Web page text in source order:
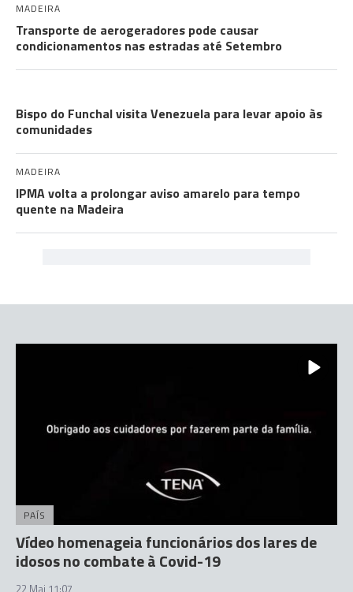
MADEIRA
Transporte de aerogeradores pode causar
condicionamentos nas estradas até Setembro
Bispo do Funchal visita Venezuela para levar apoio às
comunidades
MADEIRA
IPMA volta a prolongar aviso amarelo para tempo
quente na Madeira
PAÍS
Vídeo homenageia funcionários dos lares de
idosos no combate à Covid-19
22 Mai 11:07